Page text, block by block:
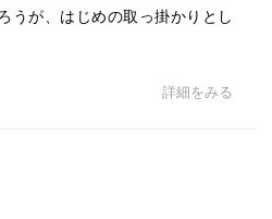
うが、はじめの取っ掛かりとし
詳細をみる